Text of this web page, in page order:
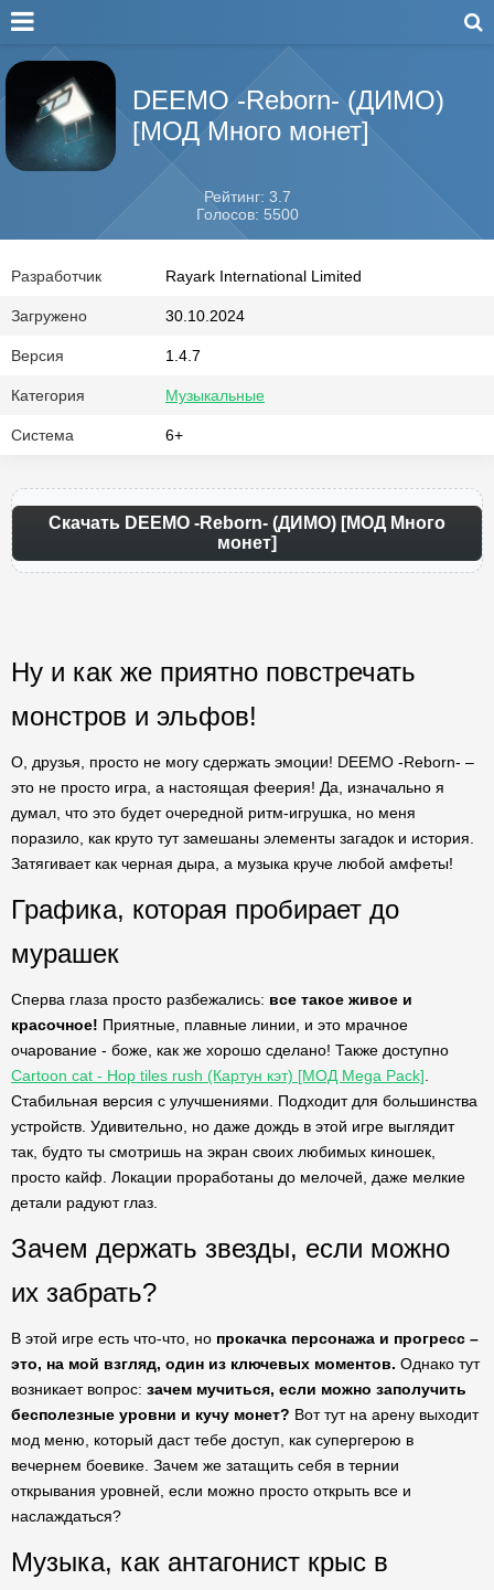
DEEMO -Reborn- (ДИМО)
[МОД Много монет]
Рейтинг: 3.7
Голосов: 5500
Разработчик Rayark International Limited
Загружено 30.10.2024
Версия 1.4.7
Категория Музыкальные
Система 6+
Скачать DEEMO -Reborn- (ДИМО) [МОД Много
монет]
Ну и как же приятно повстречать
монстров и эльфов!
О, друзья, просто не могу сдержать эмоции! DEEMO -Reborn- –
это не просто игра, а настоящая феерия! Да, изначально я
думал, что это будет очередной ритм-игрушка, но меня
поразило, как круто тут замешаны элементы загадок и история.
Затягивает как черная дыра, а музыка круче любой амфеты!
Графика, которая пробирает до
мурашек
Сперва глаза просто разбежались: все такое живое и
красочное! Приятные, плавные линии, и это мрачное
очарование - боже, как же хорошо сделано! Также доступно
Cartoon cat - Hop tiles rush (Картун кэт) [МОД Mega Pack]
Стабильная версия с улучшениями. Подходит для большинства
устройств. Удивительно, но даже дождь в этой игре выглядит
так, будто ты смотришь на экран своих любимых киношек,
просто кайф. Локации проработаны до мелочей, даже мелкие
детали радуют глаз.
Зачем держать звезды, если можно
их забрать?
В этой игре есть что-что, но прокачка персонажа и прогресс –
это, на мой взгляд, один из ключевых моментов. Однако тут
возникает вопрос: зачем мучиться, если можно заполучить
бесполезные уровни и кучу монет? Вот тут на арену выходит
мод меню, который даст тебе доступ, как супергерою в
вечернем боевике. Зачем же затащить себя в тернии
открывания уровней, если можно просто открыть все и
наслаждаться?
Музыка, как антагонист крыс в